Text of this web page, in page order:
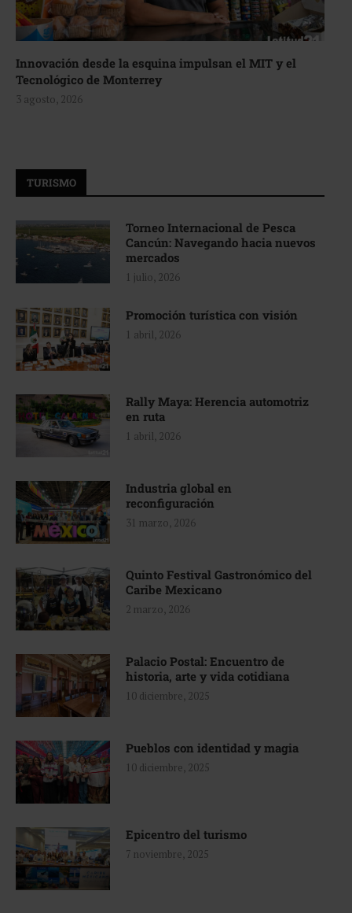
Innovación desde la esquina impulsan el MIT y el
Tecnológico de Monterrey
3 agosto, 2026
TURISMO
Torneo Internacional de Pesca
Cancún: Navegando hacia nuevos
mercados
1 julio, 2026
Promoción turística con visión
1 abril, 2026
Rally Maya: Herencia automotriz
en ruta
1 abril, 2026
Industria global en
reconfiguración
31 marzo, 2026
Quinto Festival Gastronómico del
Caribe Mexicano
2 marzo, 2026
Palacio Postal: Encuentro de
historia, arte y vida cotidiana
10 diciembre, 2025
Pueblos con identidad y magia
10 diciembre, 2025
Epicentro del turismo
7 noviembre, 2025